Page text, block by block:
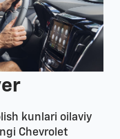
kunlari oilaviy
Chevrolet